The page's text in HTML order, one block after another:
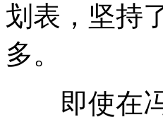
划表，坚持
多。
即使在冯